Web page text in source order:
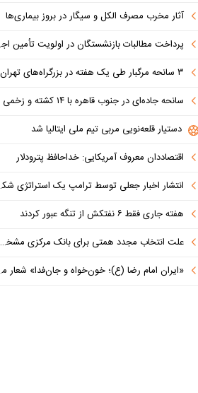
آثار مخرب مصرف الکل و سیگار در بروز بیماری‌ها
پرداخت مطالبات بازنشستگان در اولویت تأمین اجتماعی؛ پیگیری برای تأمین منابع ادامه دارد
۳ سانحه مرگبار طی یک هفته در بزرگراه‌های تهران؛ هشدار دوباره به رانندگان و عابران
سانحه جاده‌ای در جنوب قاهره با ۱۴ کشته و زخمی
دستیار قلعه‌نویی مربی تیم ملی ایتالیا شد
اقتصاددان معروف آمریکایی: خداحافظ پترودلار
انتشار اخبار جعلی توسط ترامپ یک استراتژی شکست خورده است
هفته جاری فقط ۶ نفتکش از تنگه عبور کردند
علت انتخاب مجدد همتی برای بانک مرکزی مشخص شد: پزشکیان هنوز هم متوجه نشده است چرا همتی استیضاح شد!
«ایران امام رضا (ع)؛ خون‌خواه و جان‌فدا» شعار محوری دهه پایانی صفر شد